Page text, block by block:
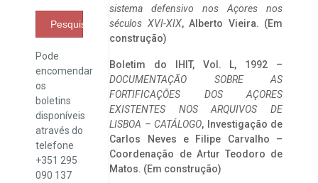
Pesquisar
Pode
encomendar
os
boletins
disponíveis
através do
telefone
+351 295
090 137
sistema defensivo nos Açores nos
séculos XVI-XIX, Alberto Vieira. (Em
construção)
Boletim do IHIT, Vol. L, 1992 –
DOCUMENTAÇÃO SOBRE AS
FORTIFICAÇÕES DOS AÇORES
EXISTENTES NOS ARQUIVOS DE
LISBOA – CATÁLOGO, Investigação de
Carlos Neves e Filipe Carvalho –
Coordenação de Artur Teodoro de
Matos. (Em construção)